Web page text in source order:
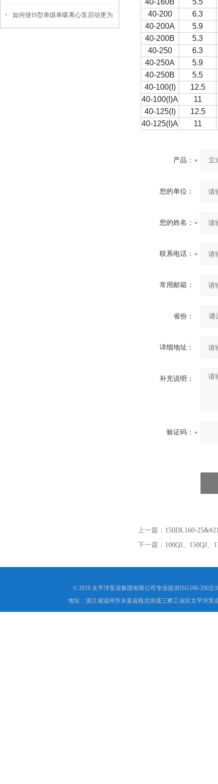
原理使其性能优异？
如何使IS型单级单吸离心泵启动更为
40-160B
5.5
40-200
6.3
40-200A
5.9
40-200B
5.3
40-250
6.3
40-250A
5.9
40-250B
5.5
40-100(I)
12.5
40-100(I)A
11
40-125(I)
12.5
40-125(I)A
11
产品：
您的单位：
您的姓名：
联系电话：
常用邮箱：
省份：
详细地址：
补充说明：
验证码：
上一篇： 150DL160-
下一篇： 100QJ、150QJ、
© 2019 太平洋泵业集团有限公司专业提供ISG100-200
地址：浙江省温州市永嘉县瓯北街道三桥工业区太平洋泵